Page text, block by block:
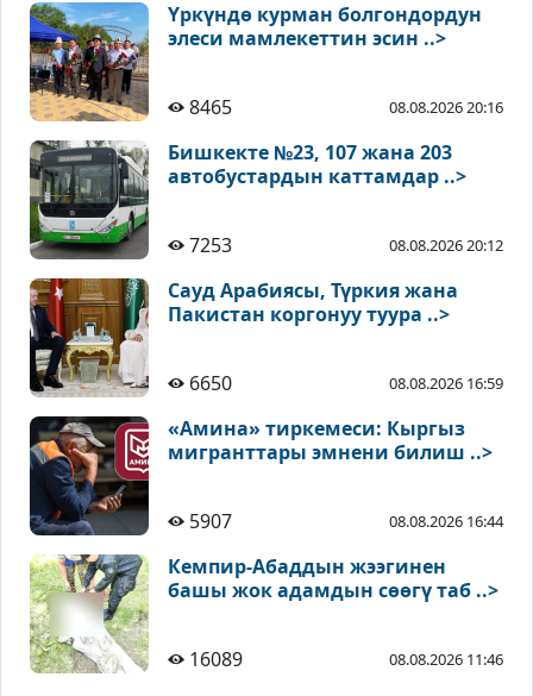
Үркүндө курман болгондордун
элеси мамлекеттин эсин ..>
8465 08.08.2026 20:16
Бишкекте №23, 107 жана 203
автобустардын каттамдар ..>
7253 08.08.2026 20:12
Сауд Арабиясы, Түркия жана
Пакистан коргонуу туура ..>
6650 08.08.2026 16:59
«Амина» тиркемеси: Кыргыз
мигранттары эмнени билиш ..>
5907 08.08.2026 16:44
Кемпир-Абаддын жээгинен
башы жок адамдын сөөгү таб ..>
16089 08.08.2026 11:46